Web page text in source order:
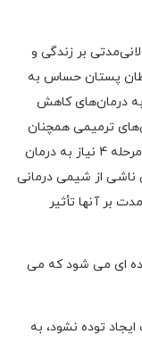
بر زندگی و
پستان حساس به
به مدت 5 تا 10 سال به درمان‌های کاهش
ترمیمی همچنان
مورد نیاز است، موارد سرطان پستان در مرحله 4 نیاز به درمان
ناشی از شیمی درمانی
بر آنها تأثیر
ای می شود که می
توده نشود، به